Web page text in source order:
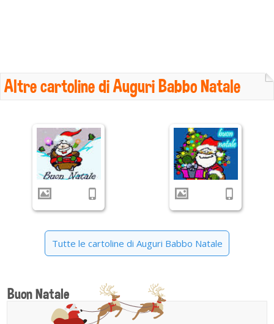
Altre cartoline di Auguri Babbo Natale
Tutte le cartoline di Auguri Babbo Natale
Buon Natale